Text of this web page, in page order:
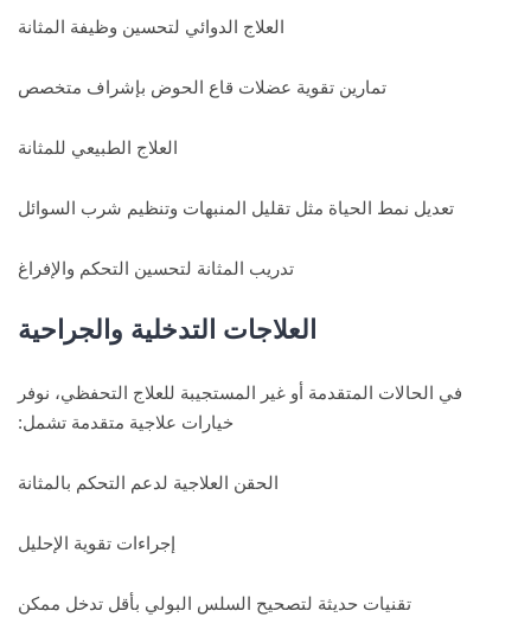
العلاج الدوائي لتحسين وظيفة المثانة
تمارين تقوية عضلات قاع الحوض بإشراف متخصص
العلاج الطبيعي للمثانة
تعديل نمط الحياة مثل تقليل المنبهات وتنظيم شرب السوائل
تدريب المثانة لتحسين التحكم والإفراغ
العلاجات التدخلية والجراحية
في الحالات المتقدمة أو غير المستجيبة للعلاج التحفظي، نوفر
خيارات علاجية متقدمة تشمل:
الحقن العلاجية لدعم التحكم بالمثانة
إجراءات تقوية الإحليل
تقنيات حديثة لتصحيح السلس البولي بأقل تدخل ممكن